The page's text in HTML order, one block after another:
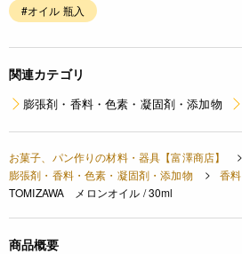
#オイル 瓶入
関連カテゴリ
膨張剤・香料・色素・凝固剤・添加物
お菓子、パン作りの材料・器具【富澤商店】
膨張剤・香料・色素・凝固剤・添加物
香料
TOMIZAWA メロンオイル / 30ml
商品概要